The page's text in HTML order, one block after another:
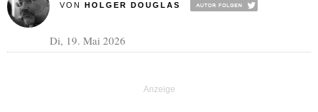
VON HOLGER DOUGLAS
Di, 19. Mai 2026